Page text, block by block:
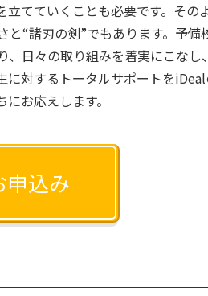
てていくことも必要です。その
“諸刃の剣”でもあります。予備
日々の取り組みを着実にこなし
対するトータルサポートを
お応えします。
申込み